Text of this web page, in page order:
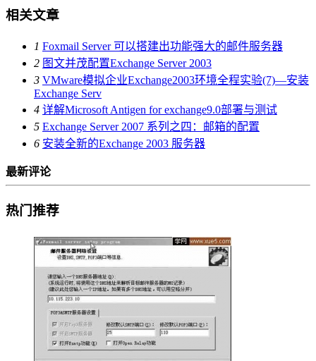
相关文章
1 Foxmail Server 可以搭建出功能强大的邮件服务器
2 图文并茂配置Exchange Server 2003
3 VMware模拟企业Exchange2003环境全程实验(7)—安装
Exchange Serv
4 详解Microsoft Antigen for exchange9.0部署与测试
5 Exchange Server 2007 系列之四：邮箱的配置
6 安装全新的Exchange 2003 服务器
最新评论
热门推荐